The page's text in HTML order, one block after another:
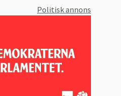
Politisk annons